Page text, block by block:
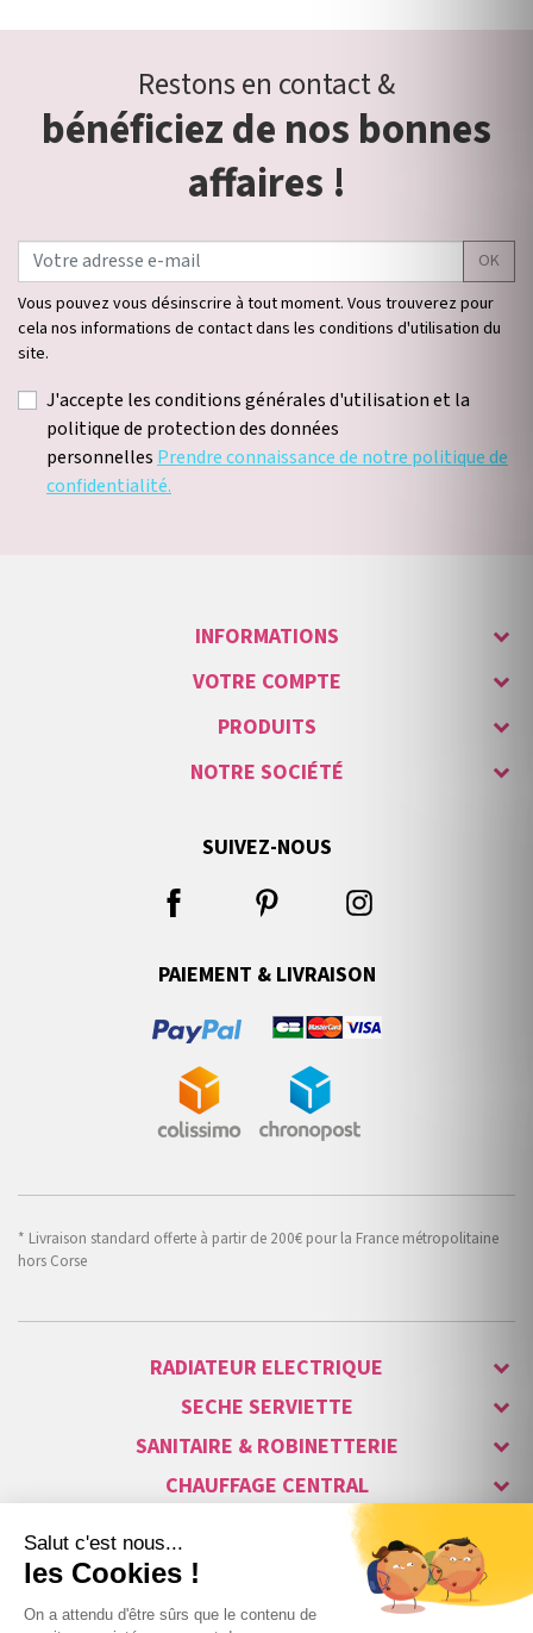
Restons en contact &
bénéficiez de nos bonnes
affaires !
OK
Vous pouvez vous désinscrire à tout moment. Vous trouverez pour
cela nos informations de contact dans les conditions d'utilisation du
site.
J'accepte les conditions générales d'utilisation et la
politique de protection des données
personnelles Prendre connaissance de notre politique de
confidentialité.
INFORMATIONS
VOTRE COMPTE
PRODUITS
NOTRE SOCIÉTÉ
SUIVEZ-NOUS
PAIEMENT & LIVRAISON
* Livraison standard offerte à partir de 200€ pour la France métropolitaine
hors Corse
RADIATEUR ELECTRIQUE
SECHE SERVIETTE
SANITAIRE & ROBINETTERIE
CHAUFFAGE CENTRAL
ALARME & SÉCURITÉ
MAISON CONNECTÉE
VISIOPHONE & INTERPHONE